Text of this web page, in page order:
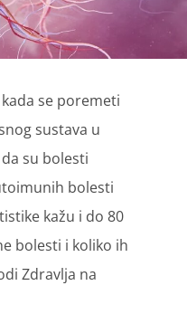
se poremeti
sustava u
su bolesti
bolesti
kažu i do 80
bolesti i koliko ih
Zdravlja na